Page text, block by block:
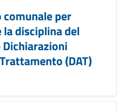
per
disciplina del
(DAT)